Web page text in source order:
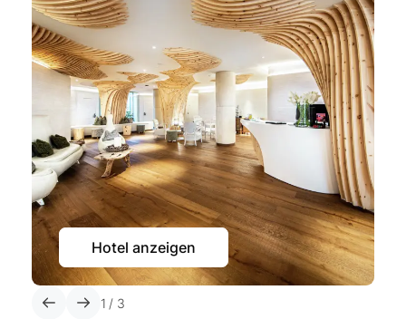
Hotel anzeigen
1 / 3